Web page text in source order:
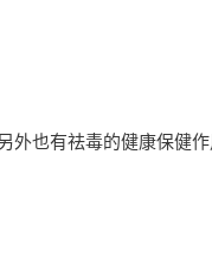
外也有祛毒的健康保健